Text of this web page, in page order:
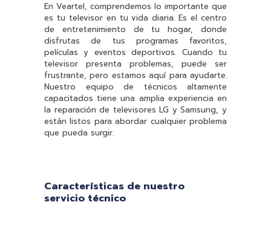
En Veartel, comprendemos lo importante que
es tu televisor en tu vida diaria. Es el centro
de entretenimiento de tu hogar, donde
disfrutas de tus programas favoritos,
películas y eventos deportivos. Cuando tu
televisor presenta problemas, puede ser
frustrante, pero estamos aquí para ayudarte.
Nuestro equipo de técnicos altamente
capacitados tiene una amplia experiencia en
la reparación de televisores LG y Samsung, y
están listos para abordar cualquier problema
que pueda surgir.
Características de nuestro
servicio técnico